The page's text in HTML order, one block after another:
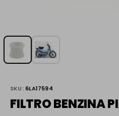
SKU: 6LA17594
FILTRO BENZINA